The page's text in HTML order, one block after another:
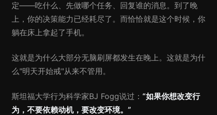
定——吃什么、先做哪个任务、回复谁的消息。到了晚
上，你的决策能力已经耗尽了。而恰恰就是这个时候，你
躺在床上拿起了手机。
这就是为什么大部分无脑刷屏都发生在晚上。这就是为什
么"明天开始戒"从来不管用。
斯坦福大学行为科学家BJ Fogg说过： “如果你想改变行
为，不要依赖动机，要改变环境。”